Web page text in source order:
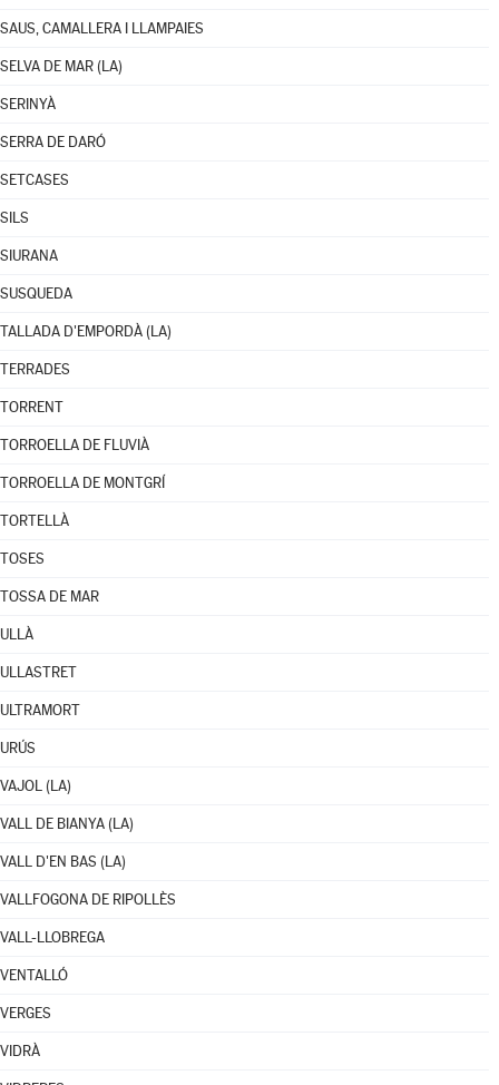
SAUS, CAMALLERA I LLAMPAIES
SELVA DE MAR (LA)
SERINYÀ
SERRA DE DARÓ
SETCASES
SILS
SIURANA
SUSQUEDA
TALLADA D'EMPORDÀ (LA)
TERRADES
TORRENT
TORROELLA DE FLUVIÀ
TORROELLA DE MONTGRÍ
TORTELLÀ
TOSES
TOSSA DE MAR
ULLÀ
ULLASTRET
ULTRAMORT
URÚS
VAJOL (LA)
VALL DE BIANYA (LA)
VALL D'EN BAS (LA)
VALLFOGONA DE RIPOLLÈS
VALL-LLOBREGA
VENTALLÓ
VERGES
VIDRÀ